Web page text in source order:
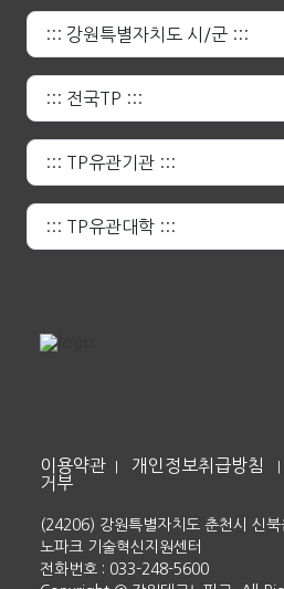
이용약관 개인정보취급방침
거부
(24206) 강원특별자치도 춘천시 신
노파크 기술혁신지원센터
전화번호 : 033-248-5600